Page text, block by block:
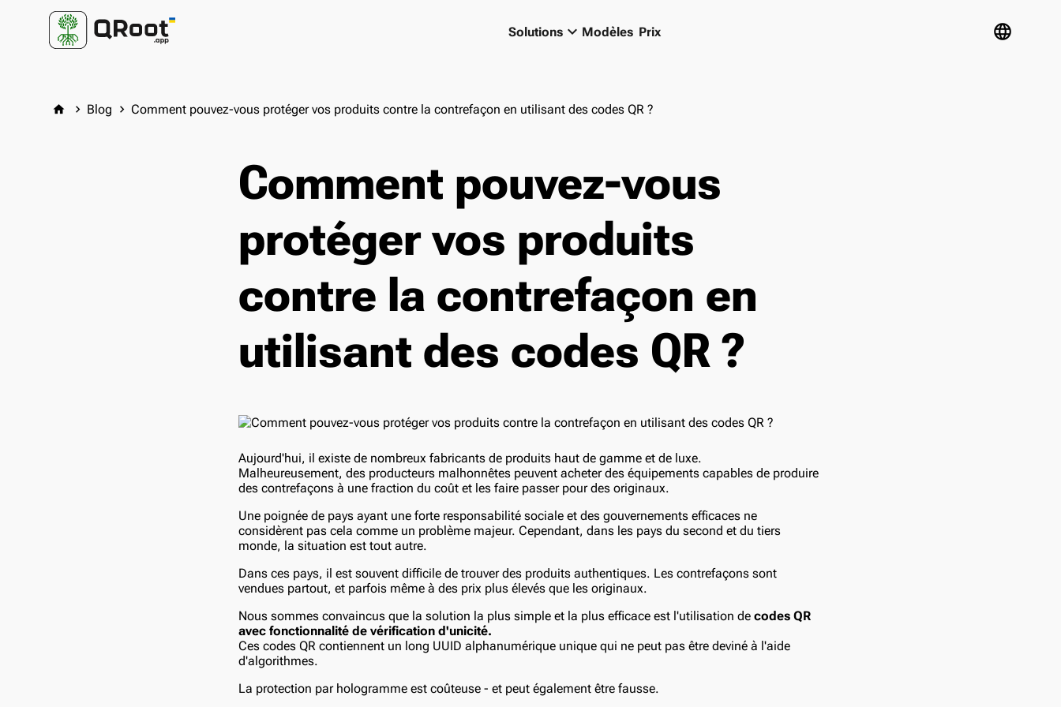
Solutionskeyboard_arrow_down Modèles Prix language
home keyboard_arrow_right Blog keyboard_arrow_right Comment pouvez-vous protéger vos produits contre la contrefaçon en utilisant des codes QR ?
Comment pouvez-vous
protéger vos produits
contre la contrefaçon en
utilisant des codes QR ?
Aujourd'hui, il existe de nombreux fabricants de produits haut de gamme et de luxe.
Malheureusement, des producteurs malhonnêtes peuvent acheter des équipements capables de produire
des contrefaçons à une fraction du coût et les faire passer pour des originaux.
Une poignée de pays ayant une forte responsabilité sociale et des gouvernements efficaces ne
considèrent pas cela comme un problème majeur. Cependant, dans les pays du second et du tiers
monde, la situation est tout autre.
Dans ces pays, il est souvent difficile de trouver des produits authentiques. Les contrefaçons sont
vendues partout, et parfois même à des prix plus élevés que les originaux.
Nous sommes convaincus que la solution la plus simple et la plus efficace est l'utilisation de codes QR
avec fonctionnalité de vérification d'unicité.
Ces codes QR contiennent un long UUID alphanumérique unique qui ne peut pas être deviné à l'aide
d'algorithmes.
La protection par hologramme est coûteuse - et peut également être fausse.